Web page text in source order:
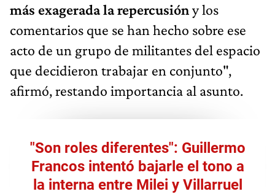
más exagerada la repercusióny los
comentarios que se han hecho sobre ese
acto de un grupo de militantes del espacio
que decidieron trabajar en conjunto",
afirmó, restando importancia al asunto.
"Son roles diferentes": Guillermo
Francos intentó bajarle el tono a
la interna entre Milei y Villarruel